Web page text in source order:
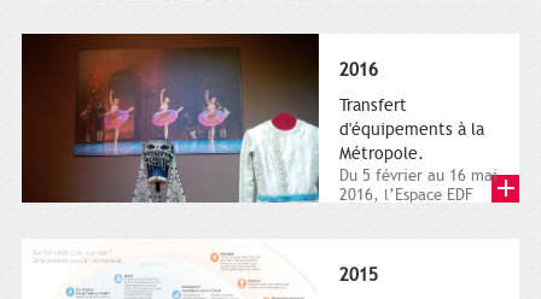
2016
Transfert
d'équipements à la
Métropole.
Du 5 février au 16 mai
2016, l’Espace EDF
2015